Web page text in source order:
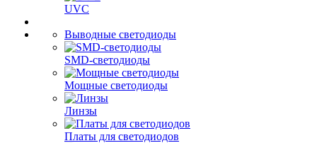
UVC
Выводные светодиоды
SMD-светодиоды
Мощные светодиоды
Линзы
Платы для светодиодов